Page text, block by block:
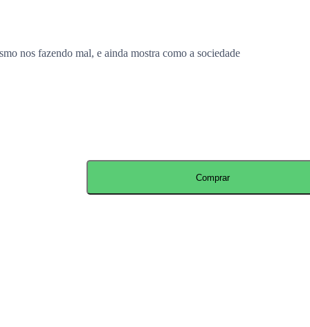
nos fazendo mal, e ainda mostra como a sociedade
Comprar